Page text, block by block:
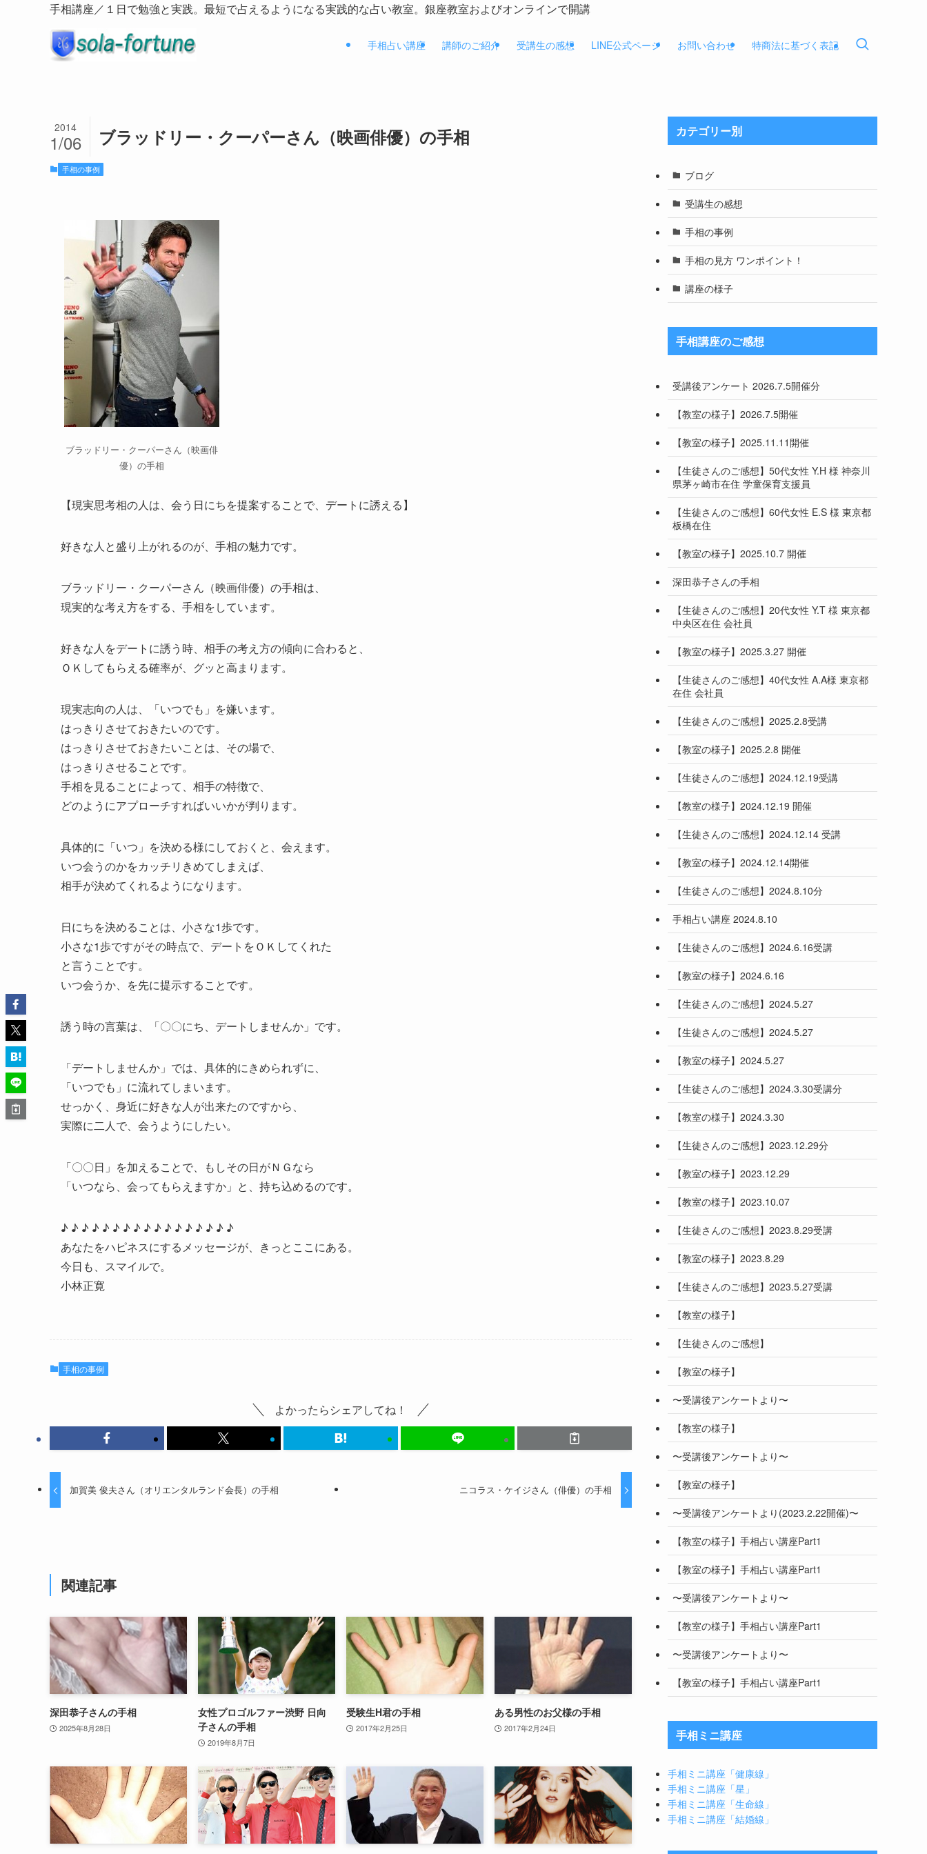
手相講座／１日で勉強と実践。最短で占えるようになる実践的な占い教室。銀座教室およびオンラインで開講
手相占い講座 講師のご紹介 受講生の感想 LINE公式ページ お問い合わせ 特商法に基づく表記
ブラッドリー・クーパーさん（映画俳優）の手相
2014
1/06
手相の事例
ブラッドリー・クーパーさん（映画俳
優）の手相
【現実思考相の人は、会う日にちを提案することで、デートに誘える】
好きな人と盛り上がれるのが、手相の魅力です。
ブラッドリー・クーパーさん（映画俳優）の手相は、
現実的な考え方をする、手相をしています。
好きな人をデートに誘う時、相手の考え方の傾向に合わると、
ＯＫしてもらえる確率が、グッと高まります。
現実志向の人は、「いつでも」を嫌います。
はっきりさせておきたいのです。
はっきりさせておきたいことは、その場で、
はっきりさせることです。
手相を見ることによって、相手の特徴で、
どのようにアプローチすればいいかが判ります。
具体的に「いつ」を決める様にしておくと、会えます。
いつ会うのかをカッチリきめてしまえば、
相手が決めてくれるようになります。
日にちを決めることは、小さな1歩です。
小さな1歩ですがその時点で、デートをＯＫしてくれた
と言うことです。
いつ会うか、を先に提示することです。
誘う時の言葉は、「〇〇にち、デートしませんか」です。
「デートしませんか」では、具体的にきめられずに、
「いつでも」に流れてしまいます。
せっかく、身近に好きな人が出来たのですから、
実際に二人で、会うようにしたい。
「〇〇日」を加えることで、もしその日がＮＧなら
「いつなら、会ってもらえますか」と、持ち込めるのです。
♪ ♪ ♪ ♪ ♪ ♪ ♪ ♪ ♪ ♪ ♪ ♪ ♪ ♪ ♪ ♪ ♪
あなたをハピネスにするメッセージが、きっとここにある。
今日も、スマイルで。
小林正寛
手相の事例
よかったらシェアしてね！
加賀美 俊夫さん（オリエンタルランド会長）の手相 ニコラス・ケイジさん（俳優）の手相
関連記事
深田恭子さんの手相
2025年8月28日
女性プロゴルファー渋野 日向
子さんの手相
2019年8月7日
受験生H君の手相
2017年2月25日
ある男性のお父様の手相
2017年2月24日
カテゴリー別
ブログ
受講生の感想
手相の事例
手相の見方 ワンポイント！
講座の様子
手相講座のご感想
受講後アンケート 2026.7.5開催分
【教室の様子】2026.7.5開催
【教室の様子】2025.11.11開催
【生徒さんのご感想】50代女性 Y.H 様 神奈川
県茅ヶ崎市在住 学童保育支援員
【生徒さんのご感想】60代女性 E.S 様 東京都
板橋在住
【教室の様子】2025.10.7 開催
深田恭子さんの手相
【生徒さんのご感想】20代女性 Y.T 様 東京都
中央区在住 会社員
【教室の様子】2025.3.27 開催
【生徒さんのご感想】40代女性 A.A様 東京都
在住 会社員
【生徒さんのご感想】2025.2.8受講
【教室の様子】2025.2.8 開催
【生徒さんのご感想】2024.12.19受講
【教室の様子】2024.12.19 開催
【生徒さんのご感想】2024.12.14 受講
【教室の様子】2024.12.14開催
【生徒さんのご感想】2024.8.10分
手相占い講座 2024.8.10
【生徒さんのご感想】2024.6.16受講
【教室の様子】2024.6.16
【生徒さんのご感想】2024.5.27
【生徒さんのご感想】2024.5.27
【教室の様子】2024.5.27
【生徒さんのご感想】2024.3.30受講分
【教室の様子】2024.3.30
【生徒さんのご感想】2023.12.29分
【教室の様子】2023.12.29
【教室の様子】2023.10.07
【生徒さんのご感想】2023.8.29受講
【教室の様子】2023.8.29
【生徒さんのご感想】2023.5.27受講
【教室の様子】
【生徒さんのご感想】
【教室の様子】
〜受講後アンケートより〜
【教室の様子】
〜受講後アンケートより〜
【教室の様子】
〜受講後アンケートより(2023.2.22開催)〜
【教室の様子】手相占い講座Part1
【教室の様子】手相占い講座Part1
〜受講後アンケートより〜
【教室の様子】手相占い講座Part1
〜受講後アンケートより〜
【教室の様子】手相占い講座Part1
手相ミニ講座
手相ミニ講座「健康線」
手相ミニ講座「星」
手相ミニ講座「生命線」
手相ミニ講座「結婚線」